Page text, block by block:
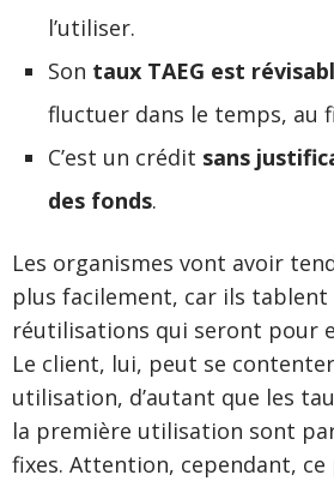
l’utiliser.
Son taux TAEG est
fluctuer dans le temps, au
C’est un crédit sans
des fonds.
Les organismes vont avoir
plus facilement, car ils
réutilisations qui seront pour
Le client, lui, peut se contenter
utilisation, d’autant que les
la première utilisation sont
fixes. Attention, cependant,